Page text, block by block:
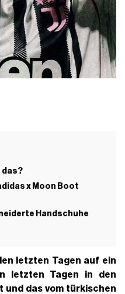
das?
x Moon Boot
Handschuhe
letzten Tagen auf ein
letzten Tagen in den
und das vom türkischen